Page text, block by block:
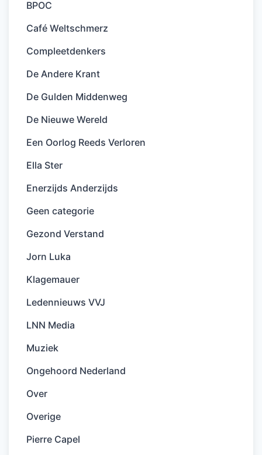
BPOC
Café Weltschmerz
Compleetdenkers
De Andere Krant
De Gulden Middenweg
De Nieuwe Wereld
Een Oorlog Reeds Verloren
Ella Ster
Enerzijds Anderzijds
Geen categorie
Gezond Verstand
Jorn Luka
Klagemauer
Ledennieuws VVJ
LNN Media
Muziek
Ongehoord Nederland
Over
Overige
Pierre Capel